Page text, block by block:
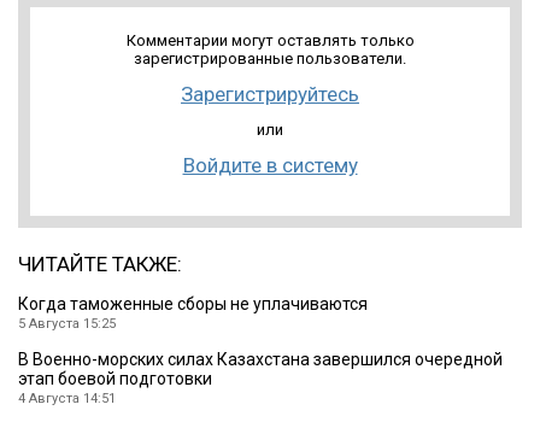
Комментарии могут оставлять только
зарегистрированные пользователи.
Зарегистрируйтесь
или
Войдите в систему
ЧИТАЙТЕ ТАКЖЕ:
Когда таможенные сборы не уплачиваются
5 Августа 15:25
В Военно-морских силах Казахстана завершился очередной
этап боевой подготовки
4 Августа 14:51